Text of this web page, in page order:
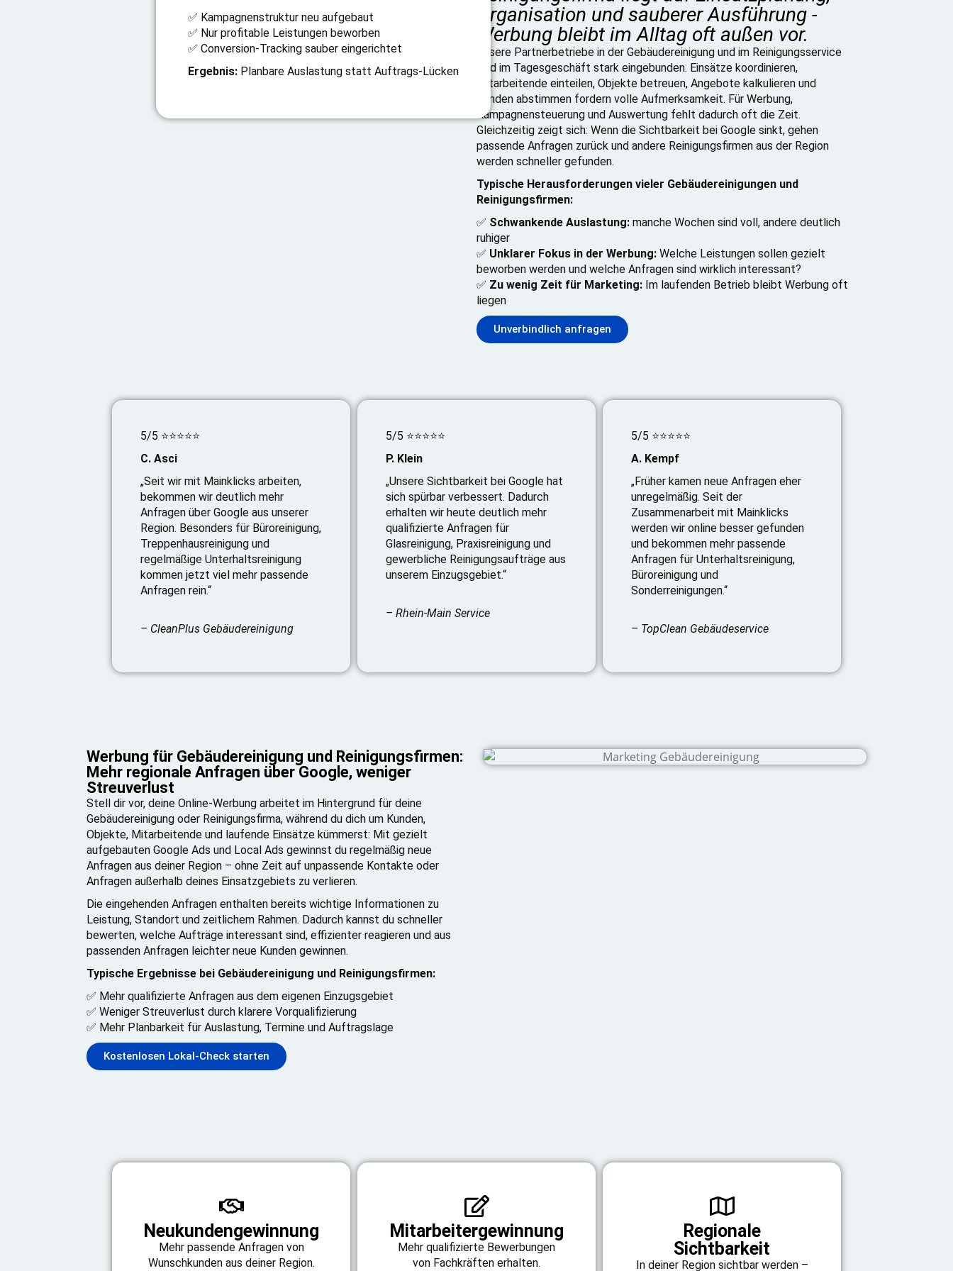
✅ Kampagnenstruktur neu aufgebaut
✅ Nur profitable Leistungen beworben
✅ Conversion-Tracking sauber eingerichtet
Ergebnis: Planbare Auslastung statt Auftrags-Lücken
Organisation und sauberer Ausführung -
Werbung bleibt im Alltag oft außen vor.
Unsere Partnerbetriebe in der Gebäudereinigung und im Reinigungsservice
sind im Tagesgeschäft stark eingebunden. Einsätze koordinieren,
Mitarbeitende einteilen, Objekte betreuen, Angebote kalkulieren und
Kunden abstimmen fordern volle Aufmerksamkeit. Für Werbung,
Kampagnensteuerung und Auswertung fehlt dadurch oft die Zeit.
Gleichzeitig zeigt sich: Wenn die Sichtbarkeit bei Google sinkt, gehen
passende Anfragen zurück und andere Reinigungsfirmen aus der Region
werden schneller gefunden.
Typische Herausforderungen vieler Gebäudereinigungen und
Reinigungsfirmen:
✅ Schwankende Auslastung: manche Wochen sind voll, andere deutlich
ruhiger
✅ Unklarer Fokus in der Werbung: Welche Leistungen sollen gezielt
beworben werden und welche Anfragen sind wirklich interessant?
✅ Zu wenig Zeit für Marketing: Im laufenden Betrieb bleibt Werbung oft
liegen
Unverbindlich anfragen
5/5 ⭐⭐⭐⭐⭐
C. Asci
„Seit wir mit Mainklicks arbeiten,
bekommen wir deutlich mehr
Anfragen über Google aus unserer
Region. Besonders für Büroreinigung,
Treppenhausreinigung und
regelmäßige Unterhaltsreinigung
kommen jetzt viel mehr passende
Anfragen rein.“
– CleanPlus Gebäudereinigung
5/5 ⭐⭐⭐⭐⭐
P. Klein
„Unsere Sichtbarkeit bei Google hat
sich spürbar verbessert. Dadurch
erhalten wir heute deutlich mehr
qualifizierte Anfragen für
Glasreinigung, Praxisreinigung und
gewerbliche Reinigungsaufträge aus
unserem Einzugsgebiet.“
– Rhein-Main Service
5/5 ⭐⭐⭐⭐⭐
A. Kempf
„Früher kamen neue Anfragen eher
unregelmäßig. Seit der
Zusammenarbeit mit Mainklicks
werden wir online besser gefunden
und bekommen mehr passende
Anfragen für Unterhaltsreinigung,
Büroreinigung und
Sonderreinigungen.“
– TopClean Gebäudeservice
Werbung für Gebäudereinigung und Reinigungsfirmen:
Mehr regionale Anfragen über Google, weniger
Streuverlust
Stell dir vor, deine Online-Werbung arbeitet im Hintergrund für deine
Gebäudereinigung oder Reinigungsfirma, während du dich um Kunden,
Objekte, Mitarbeitende und laufende Einsätze kümmerst: Mit gezielt
aufgebauten Google Ads und Local Ads gewinnst du regelmäßig neue
Anfragen aus deiner Region – ohne Zeit auf unpassende Kontakte oder
Anfragen außerhalb deines Einsatzgebiets zu verlieren.
Die eingehenden Anfragen enthalten bereits wichtige Informationen zu
Leistung, Standort und zeitlichem Rahmen. Dadurch kannst du schneller
bewerten, welche Aufträge interessant sind, effizienter reagieren und aus
passenden Anfragen leichter neue Kunden gewinnen.
Typische Ergebnisse bei Gebäudereinigung und Reinigungsfirmen:
✅ Mehr qualifizierte Anfragen aus dem eigenen Einzugsgebiet
✅ Weniger Streuverlust durch klarere Vorqualifizierung
✅ Mehr Planbarkeit für Auslastung, Termine und Auftragslage
Kostenlosen Lokal-Check starten
Neukundengewinnung
Mehr passende Anfragen von
Wunschkunden aus deiner Region.
Mitarbeitergewinnung
Mehr qualifizierte Bewerbungen
von Fachkräften erhalten.
Regionale
Sichtbarkeit
In deiner Region sichtbar werden –